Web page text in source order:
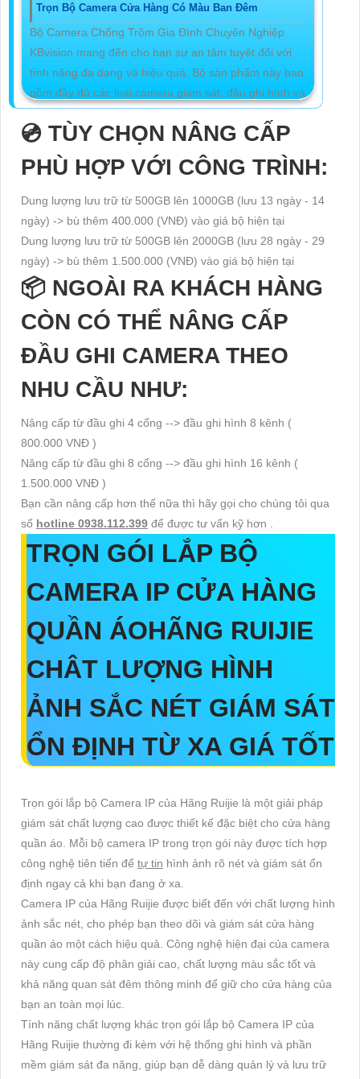
Trọn Bộ Camera Cửa Hàng Có Màu Ban Đêm
Bộ Camera Chống Trộm Gia Đình Chuyên Nghiệp
KBvision mang đến cho bạn sự an tâm tuyệt đối với
tính năng đa dạng và hiệu quả. Bộ sản phẩm này bao
gồm đầy đủ các loại camera giám sát, đầu ghi hình và
phụ kiện kết nối, giúp bạn quản lý và theo dõi mọi
hoạt động trong gia đình một cách chặt chẽ. Đặc
18,000,000 VNĐ
💿 TÙY CHỌN NÂNG CẤP
PHÙ HỢP VỚI CÔNG TRÌNH:
Dung lượng lưu trữ từ 500GB lên 1000GB (lưu 13 ngày - 14
ngày) -> bù thêm 400.000 (VNĐ) vào giá bộ hiện tại
Dung lượng lưu trữ từ 500GB lên 2000GB (lưu 28 ngày - 29
ngày) -> bù thêm 1.500.000 (VNĐ) vào giá bộ hiện tại
📦 NGOÀI RA KHÁCH HÀNG
CÒN CÓ THỂ NÂNG CẤP
ĐẦU GHI CAMERA THEO
NHU CẦU NHƯ:
Nâng cấp từ đầu ghi 4 cổng --> đầu ghi hình 8 kênh (
800.000 VNĐ )
Nâng cấp từ đầu ghi 8 cổng --> đầu ghi hình 16 kênh (
1.500.000 VNĐ )
Bạn cần nâng cấp hơn thế nữa thì hãy gọi cho chúng tôi qua
số hotline 0938.112.399 để được tư vấn kỹ hơn .
TRỌN GÓI LẮP BỘ
CAMERA IP CỬA HÀNG
QUẦN ÁOHÃNG RUIJIE
CHÂT LƯỢNG HÌNH
ẢNH SẮC NÉT GIÁM SÁT
ỔN ĐỊNH TỪ XA GIÁ TỐT
Trọn gói lắp bộ Camera IP của Hãng Ruijie là một giải pháp
giám sát chất lượng cao được thiết kế đặc biệt cho cửa hàng
quần áo. Mỗi bộ camera IP trong trọn gói này được tích hợp
công nghệ tiên tiến để tự tin hình ảnh rõ nét và giám sát ổn
định ngay cả khi bạn đang ở xa.
Camera IP của Hãng Ruijie được biết đến với chất lượng hình
ảnh sắc nét, cho phép bạn theo dõi và giám sát cửa hàng
quần áo một cách hiệu quả. Công nghệ hiện đại của camera
này cung cấp độ phân giải cao, chất lượng màu sắc tốt và
khả năng quan sát đêm thông minh để giữ cho cửa hàng của
bạn an toàn mọi lúc.
Tính năng chất lượng khác trọn gói lắp bộ Camera IP của
Hãng Ruijie thường đi kèm với hệ thống ghi hình và phần
mềm giám sát đa năng, giúp bạn dễ dàng quản lý và lưu trữ